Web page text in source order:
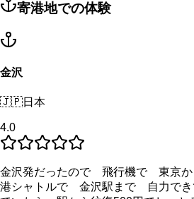
寄港地での体験
金沢
🇯🇵日本
4.0
金沢発だったので 飛行機で 東京か
港シャトルで 金沢駅まで 自力でき